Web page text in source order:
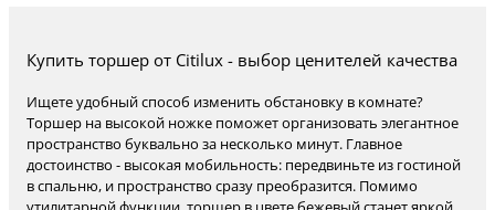
Купить торшер от Citilux - выбор ценителей качества
Ищете удобный способ изменить обстановку в комнате?
Торшер на высокой ножке поможет организовать элегантное
пространство буквально за несколько минут. Главное
достоинство - высокая мобильность: передвиньте из гостиной
в спальню, и пространство сразу преобразится. Помимо